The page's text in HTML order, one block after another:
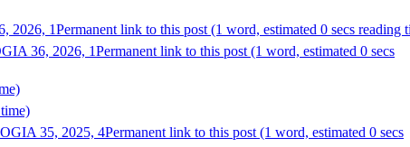
2026, 1Permanent link to this post (1 word, estimated 0 secs reading
36, 2026, 1Permanent link to this post (1 word, estimated 0 secs
35, 2025, 4Permanent link to this post (1 word, estimated 0 secs